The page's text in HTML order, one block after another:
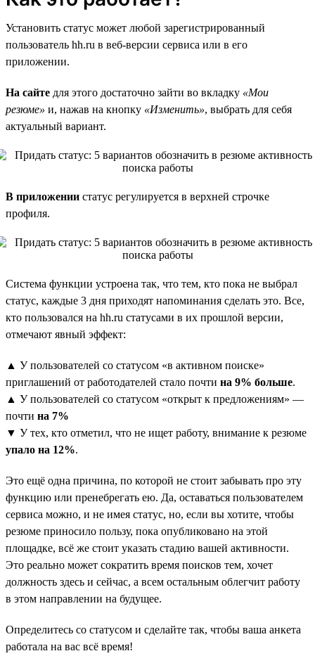
Установить статус может любой зарегистрированный
пользователь hh.ru в веб-версии сервиса или в его
приложении.
На сайте для этого достаточно зайти во вкладку «Мои
резюме» и, нажав на кнопку «Изменить», выбрать для себя
актуальный вариант.
В приложении статус регулируется в верхней строчке
профиля.
Система функции устроена так, что тем, кто пока не выбрал
статус, каждые 3 дня приходят напоминания сделать это. Все,
кто пользовался на hh.ru статусами в их прошлой версии,
отмечают явный эффект:
▲ У пользователей со статусом «в активном поиске»
приглашений от работодателей стало почти на 9% больше.
▲ У пользователей со статусом «открыт к предложениям» —
почти на 7%
▼ У тех, кто отметил, что не ищет работу, внимание к резюме
упало на 12%.
Это ещё одна причина, по которой не стоит забывать про эту
функцию или пренебрегать ею. Да, оставаться пользователем
сервиса можно, и не имея статус, но, если вы хотите, чтобы
резюме приносило пользу, пока опубликовано на этой
площадке, всё же стоит указать стадию вашей активности.
Это реально может сократить время поисков тем, хочет
должность здесь и сейчас, а всем остальным облегчит работу
в этом направлении на будущее.
Определитесь со статусом и сделайте так, чтобы ваша анкета
работала на вас всё время!